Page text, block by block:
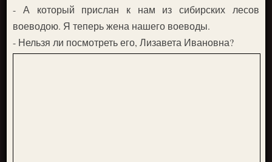
- А который прислан к нам из сибирских лесов
воеводою. Я теперь жена нашего воеводы.
- Нельзя ли посмотреть его, Лизавета Ивановна?